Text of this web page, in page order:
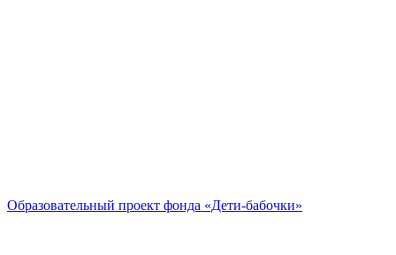
Образовательный проект фонда «Дети-бабочки»